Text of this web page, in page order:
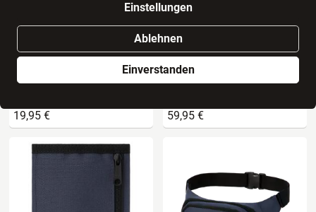
Einstellungen
Ablehnen
Einverstanden
19,95 € 59,95 €